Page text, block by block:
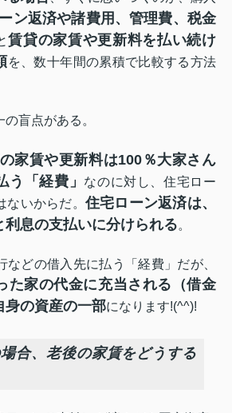
ン返済や諸費用、管理費、税金
賃貸の家賃や更新料を払い続け
を、数十年間の累積で比較する方法
盲点がある。
家賃や更新料は100％大家さん
う「経費」
なのに対し、住宅ロー
ないからだ。住宅ローン返済は、
利息の支払いに分けられる。
などの借入先に払う「経費」だが、
た家の代金に充当される（借金
身の資産の一部になります!(^^)!
合、老後の家賃をどうする